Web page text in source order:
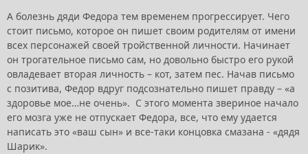
А болезнь дяди Федора тем временем прогрессирует. Чего
стоит письмо, которое он пишет своим родителям от имени
всех персонажей своей тройственной личности. Начинает
он трогательное письмо сам, но довольно быстро его рукой
овладевает вторая личность – кот, затем пес. Начав письмо
с позитива, Федор вдруг подсознательно пишет правду – «а
здоровье мое…не очень». С этого момента звериное начало
его мозга уже не отпускает Федора, все, что ему удается
написать это «ваш сын» и все-таки концовка смазана - «дядя
Шарик».